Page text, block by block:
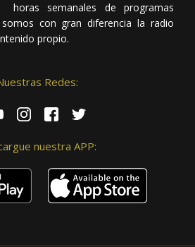
horas semanales de programas
con gran diferencia la radio
propio.
Redes:
nuestra APP: